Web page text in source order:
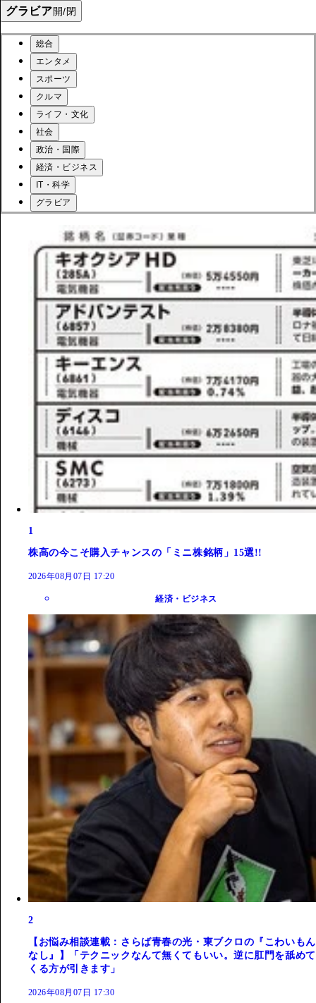
グラビア開/閉
総合
エンタメ
スポーツ
クルマ
ライフ・文化
社会
政治・国際
経済・ビジネス
IT・科学
グラビア
1
株高の今こそ購入チャンスの「ミニ株銘柄」15選!!
2026年08月07日 17:20
経済・ビジネス
2
【お悩み相談連載：さらば青春の光・東ブクロの『こわいもん
なし』】「テクニックなんて無くてもいい。逆に肛門を舐めて
くる方が引きます」
2026年08月07日 17:30